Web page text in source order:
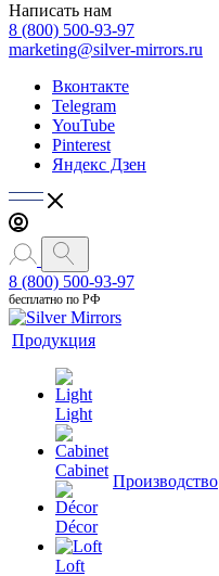
Написать нам
8 (800) 500-93-97
marketing@silver-mirrors.ru
Вконтакте
Telegram
YouTube
Pinterest
Яндекс Дзен
8 (800) 500-93-97
бесплатно по РФ
Продукция
Light
Cabinet
Décor
Loft
Производство